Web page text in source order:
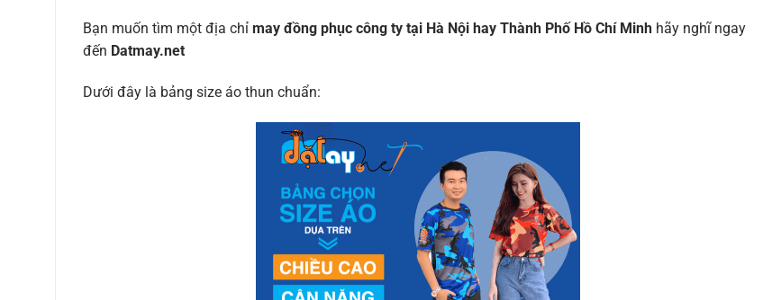
Bạn muốn tìm một địa chỉ may đồng phục công ty tại Hà Nội hay Thành Phố Hồ Chí Minhhãy nghĩ ngay
đến Datmay.net
Dưới đây là bảng size áo thun chuẩn: